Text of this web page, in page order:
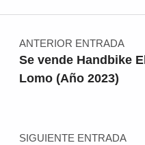
Navegación de entradas
ANTERIOR ENTRADA
Se vende Handbike
Lomo (Año 2023)
SIGUIENTE ENTRADA